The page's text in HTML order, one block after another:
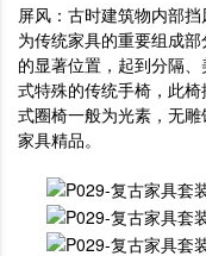
屏风：古时建筑物内部
为传统家具的重要组成
的显著位置，起到分隔
式特殊的传统手椅，此
式圈椅一般为光素，无
家具精品。